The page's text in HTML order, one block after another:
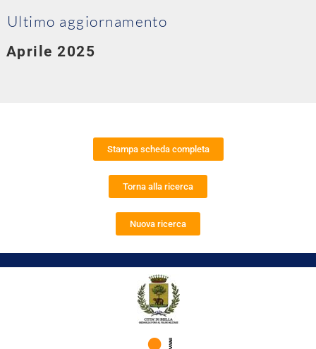
Ultimo aggiornamento
Aprile 2025
Stampa scheda completa
Torna alla ricerca
Nuova ricerca